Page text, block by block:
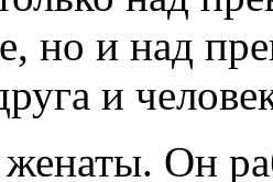
но и над
и
Он